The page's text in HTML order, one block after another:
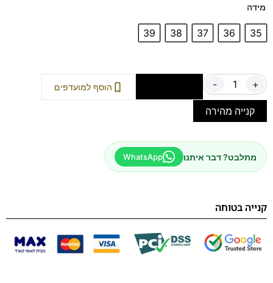
מידה
35
36
37
38
39
- + הוסף למועדפים
קנייה מהירה
מתלבט? דבר איתנו WhatsApp
קנייה בטוחה